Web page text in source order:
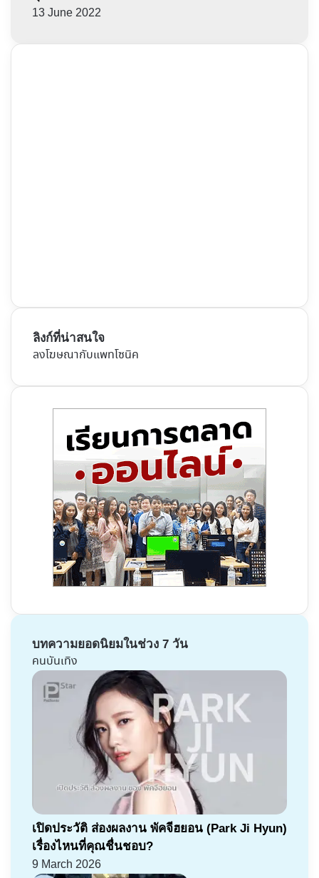
13 June 2022
ลิงก์ที่น่าสนใจ
ลงโฆษณากับแพทโซนิค
บทความยอดนิยมในช่วง 7 วัน
คนบันเทิง
เปิดประวัติ ส่องผลงาน พัคจีฮยอน (Park Ji Hyun)
เรื่องไหนที่คุณชื่นชอบ?
9 March 2026